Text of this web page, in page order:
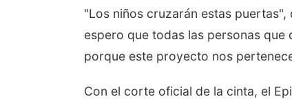
"Los niños cruzarán estas
espero que todas las personas que
porque este proyecto nos
Con el corte oficial de la cinta, el